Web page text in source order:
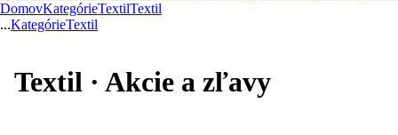
DomovKategórieTextilTextil
...KategórieTextil
Textil · Akcie a zľavy